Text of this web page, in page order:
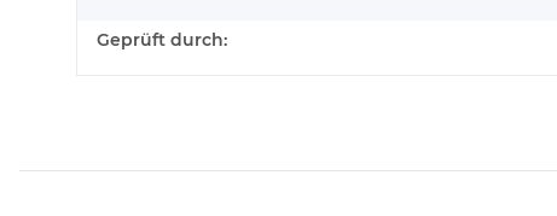
Geprüft durch: